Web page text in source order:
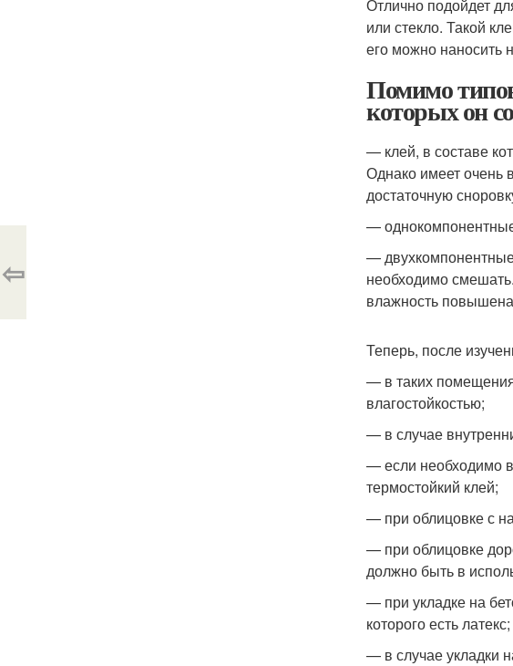
Отлично подойдет
или стекло. Такой
его можно наносить
Помимо
которых он
— клей, в составе
Однако имеет очень
достаточную
— однокомпонентные
—
необходимо
влажность
Теперь, после
— в таких
влагостойкостью;
— в случае
— если необходимо
термостойкий клей;
— при облицовке с
— при облицовке
должно быть в
— при укладке на
которого есть латекс;
— в случае укладки
⇦